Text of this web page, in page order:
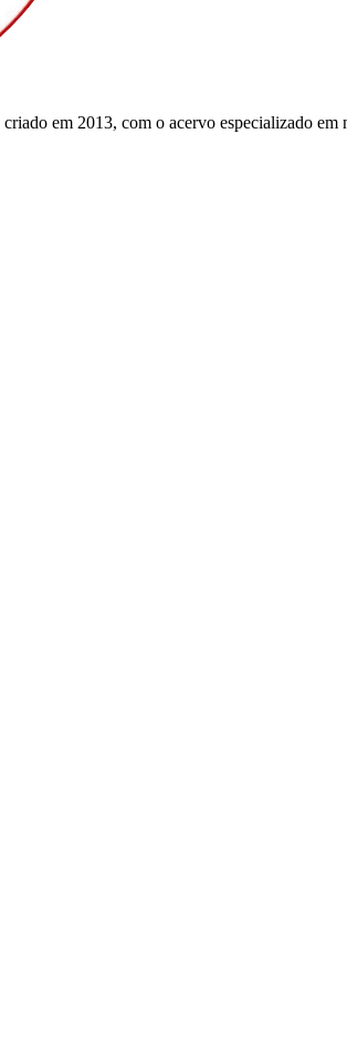
em 2013, com o acervo especializado